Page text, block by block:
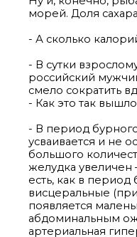
морей. Доля
- А сколько
- В сутки
российский
смело сократить
- Как это так
- В период
усваивается и не
большого
желудка увеличен
есть, как в
висцеральные
появляется
абдоминальным
артериальная